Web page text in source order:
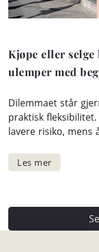
Kjøpe eller
ulemper med
Dilemmaet står
praktisk
lavere risiko, mens